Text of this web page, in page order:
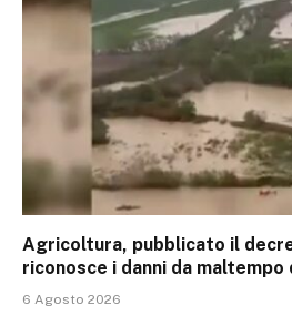
Agricoltura, pubblicato il
riconosce i danni da maltempo
6 Agosto 2026